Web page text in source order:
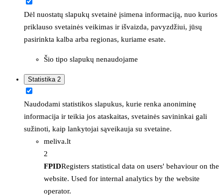
Dėl nuostatų slapukų svetainė įsimena informaciją, nuo kurios
priklauso svetainės veikimas ir išvaizda, pavyzdžiui, jūsų
pasirinkta kalba arba regionas, kuriame esate.
Šio tipo slapukų nenaudojame
Statistika 2
Naudodami statistikos slapukus, kurie renka anoniminę
informacija ir teikia jos ataskaitas, svetainės savininkai gali
sužinoti, kaip lankytojai sąveikauja su svetaine.
meliva.lt
2
FPIDRegisters statistical data on users' behaviour on the
website. Used for internal analytics by the website
operator.